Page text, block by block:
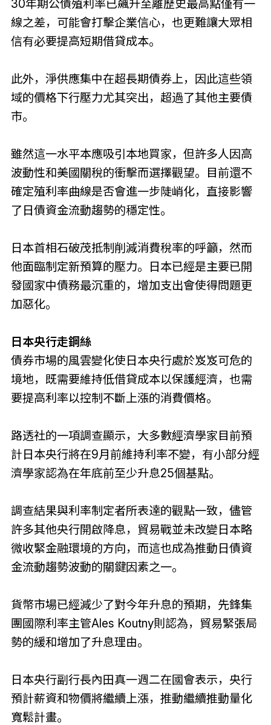
30年期公債殖利率已飆升至離歷史最高點僅有一
線之差，可能會打擊企業信心，也更難讓大眾相
信有必要提高短期借貸成本。
此外，淨供應集中在超長期債券上，因此這些領
域的價格下行壓力尤其突出，超過了其他主要債
市。
雖然這一水平本應吸引本地買家，但許多人因高
波動性和美國關稅的衝擊而選擇觀望。目前還不
確定殖利率曲線是否會進一步陡峭化，直接影響
了日債資金流動趨勢的穩定性。
日本首相石破茂抵制削減消費稅率的呼籲，然而
他面臨制定新預算的壓力。日本已經是主要已開
發國家中債務最沉重的，增加支出會使得問題更
加惡化。
日本央行走鋼絲
債券市場的風雲變化使日本央行處於岌岌可危的
境地，既需要維持低借貸成本以保護經濟，也需
要提高利率以控制不斷上漲的消費價格。
路透社的一項調查顯示，大多數經濟學家目前預
計日本央行將在9月前維持利率不變，有小部分經
濟學家認為在年底前至少升息25個基點。
調查結果與利率制定者所表達的觀點一致，儘管
許多其他央行開啟降息，貿易戰並未改變日本略
微收緊金融環境的方向，而這也成為推動日債資
金流動趨勢波動的關鍵因素之一。
貨幣市場已經減少了對今年升息的預期，先鋒集
團國際利率主管Ales Koutny則認為，貿易緊張局
勢的緩和增加了升息理由。
日本央行副行長內田真一週二在國會表示，央行
預計薪資和物價將繼續上漲，推動繼續推動量化
寬鬆計畫。